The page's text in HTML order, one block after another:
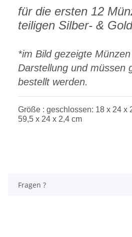
für die ersten 12
teiligen Silber- &
*im Bild gezeigte
Darstellung und müssen
bestellt werden.
Größe : geschlossen: 18 x 24 x
59,5 x 24 x 2,4 cm
Fragen ?